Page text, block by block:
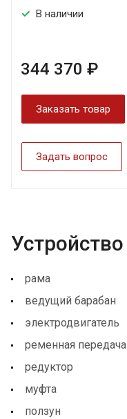
В наличии
344 370 ₽
Заказать товар
Задать вопрос
Устройство
рама
ведущий барабан
электродвигатель
ременная передача
редуктор
муфта
ползун